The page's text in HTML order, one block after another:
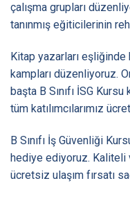
çalışma grupları
tanınmış eğiticilerinin
Kitap yazarları
kampları düzenliyoruz.
başta B Sınıfı İSG
tüm katılımcılarımız
B Sınıfı İş Güvenliği
hediye ediyoruz. Kaliteli
ücretsiz ulaşım fırsatı